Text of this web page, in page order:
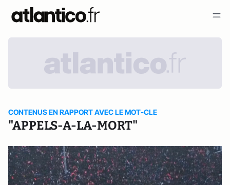
CONTENUS EN RAPPORT AVEC LE MOT-CLE
"APPELS-A-LA-MORT"